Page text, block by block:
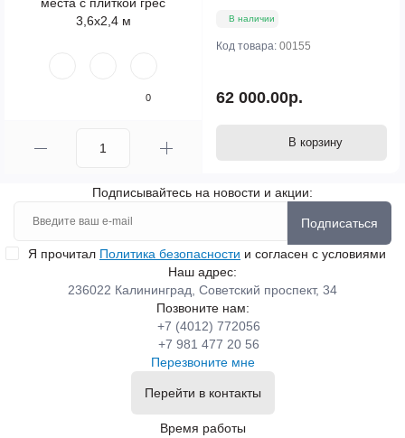
0
В наличии
Код товара: 00155
62 000.00р.
В корзину
Подписывайтесь на новости и акции:
Подписаться
Я прочитал Политика безопасности и согласен с условиями
Наш адрес:
236022 Калининград, Советский проспект, 34
Позвоните нам:
+7 (4012) 772056
+7 981 477 20 56
Перезвоните мне
Перейти в контакты
Время работы